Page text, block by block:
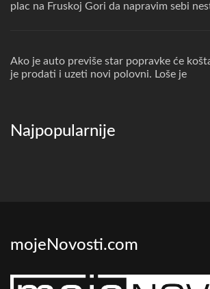
plac na Fruskoj Gori da napravim sebi
Ako je auto previše star popravke će
je prodati i uzeti novi polovni. Loše je
Najpopularnije
mojeNovosti.com